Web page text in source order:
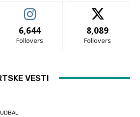
6,644
Follovers
8,089
Follovers
VESTI